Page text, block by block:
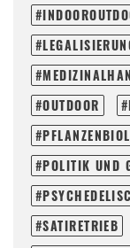
OUTDOOR
POLITIK UND
SATIRETRIEB